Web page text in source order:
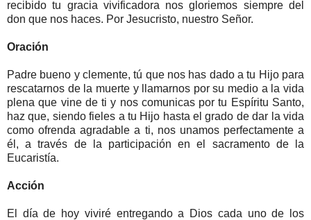
recibido tu gracia vivificadora nos gloriemos siempre del
don que nos haces. Por Jesucristo, nuestro Señor.
Oración
Padre bueno y clemente, tú que nos has dado a tu Hijo para
rescatarnos de la muerte y llamarnos por su medio a la vida
plena que vine de ti y nos comunicas por tu Espíritu Santo,
haz que, siendo fieles a tu Hijo hasta el grado de dar la vida
como ofrenda agradable a ti, nos unamos perfectamente a
él, a través de la participación en el sacramento de la
Eucaristía.
Acción
El día de hoy viviré entregando a Dios cada uno de los